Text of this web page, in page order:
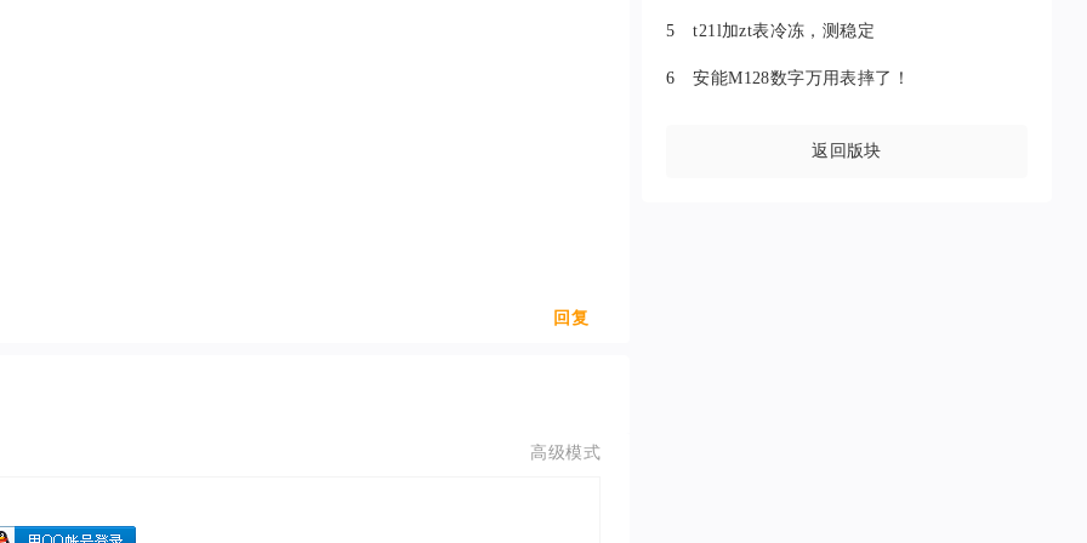
回复
高级模式
5 t21l加zt表冷冻，测稳定
6 安能M128数字万用表摔了！
返回版块